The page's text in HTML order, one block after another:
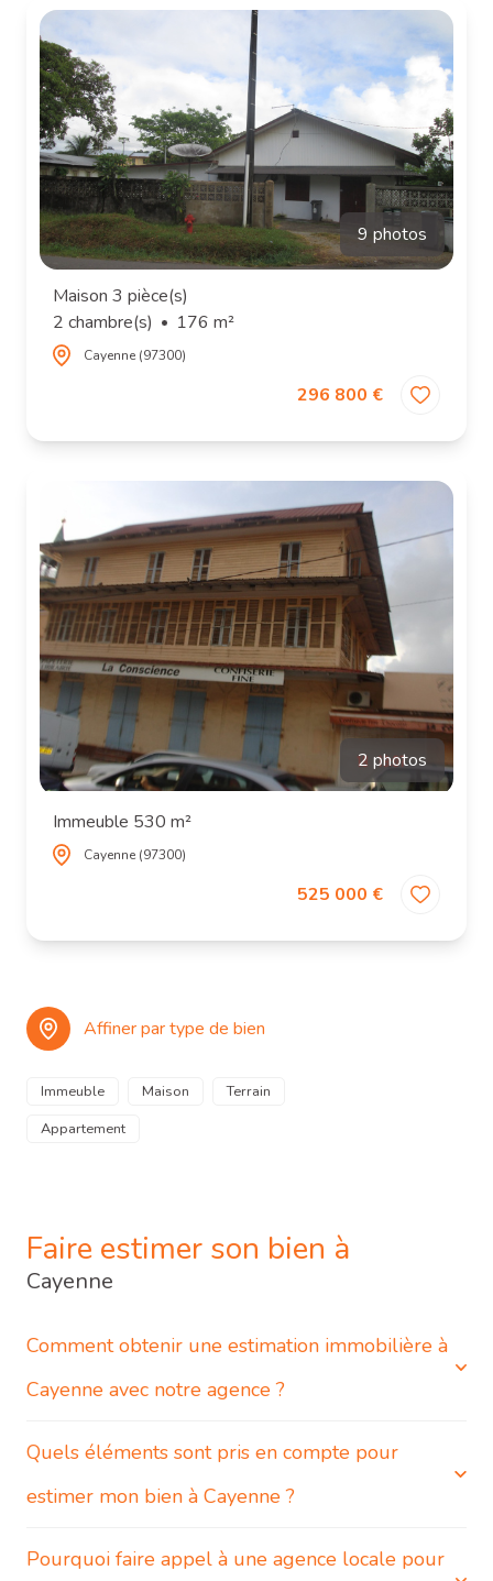
9 photos
Maison 3 pièce(s)
2 chambre(s)
176 m²
Cayenne (97300)
296 800 €
2 photos
Immeuble 530 m²
Cayenne (97300)
525 000 €
Affiner par type de bien
Immeuble Maison
Terrain
Appartement
Faire estimer son bien à
Cayenne
Comment obtenir une estimation immobilière à
Cayenne avec notre agence ?
C’est très simple : vous pouvez nous contacter
notre formulaire en ligne. Nous vous proposerons
gratuite et personnalisée, réalisée par un professionnel
Quels éléments sont pris en compte pour
estimer mon bien à Cayenne ?
Nous nous basons sur plusieurs critères : la surface du
Pourquoi faire appel à une agence locale pour